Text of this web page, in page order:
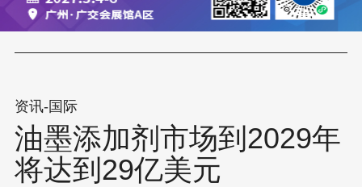
资讯-国际
油墨添加剂市场到2029年
将达到29亿美元